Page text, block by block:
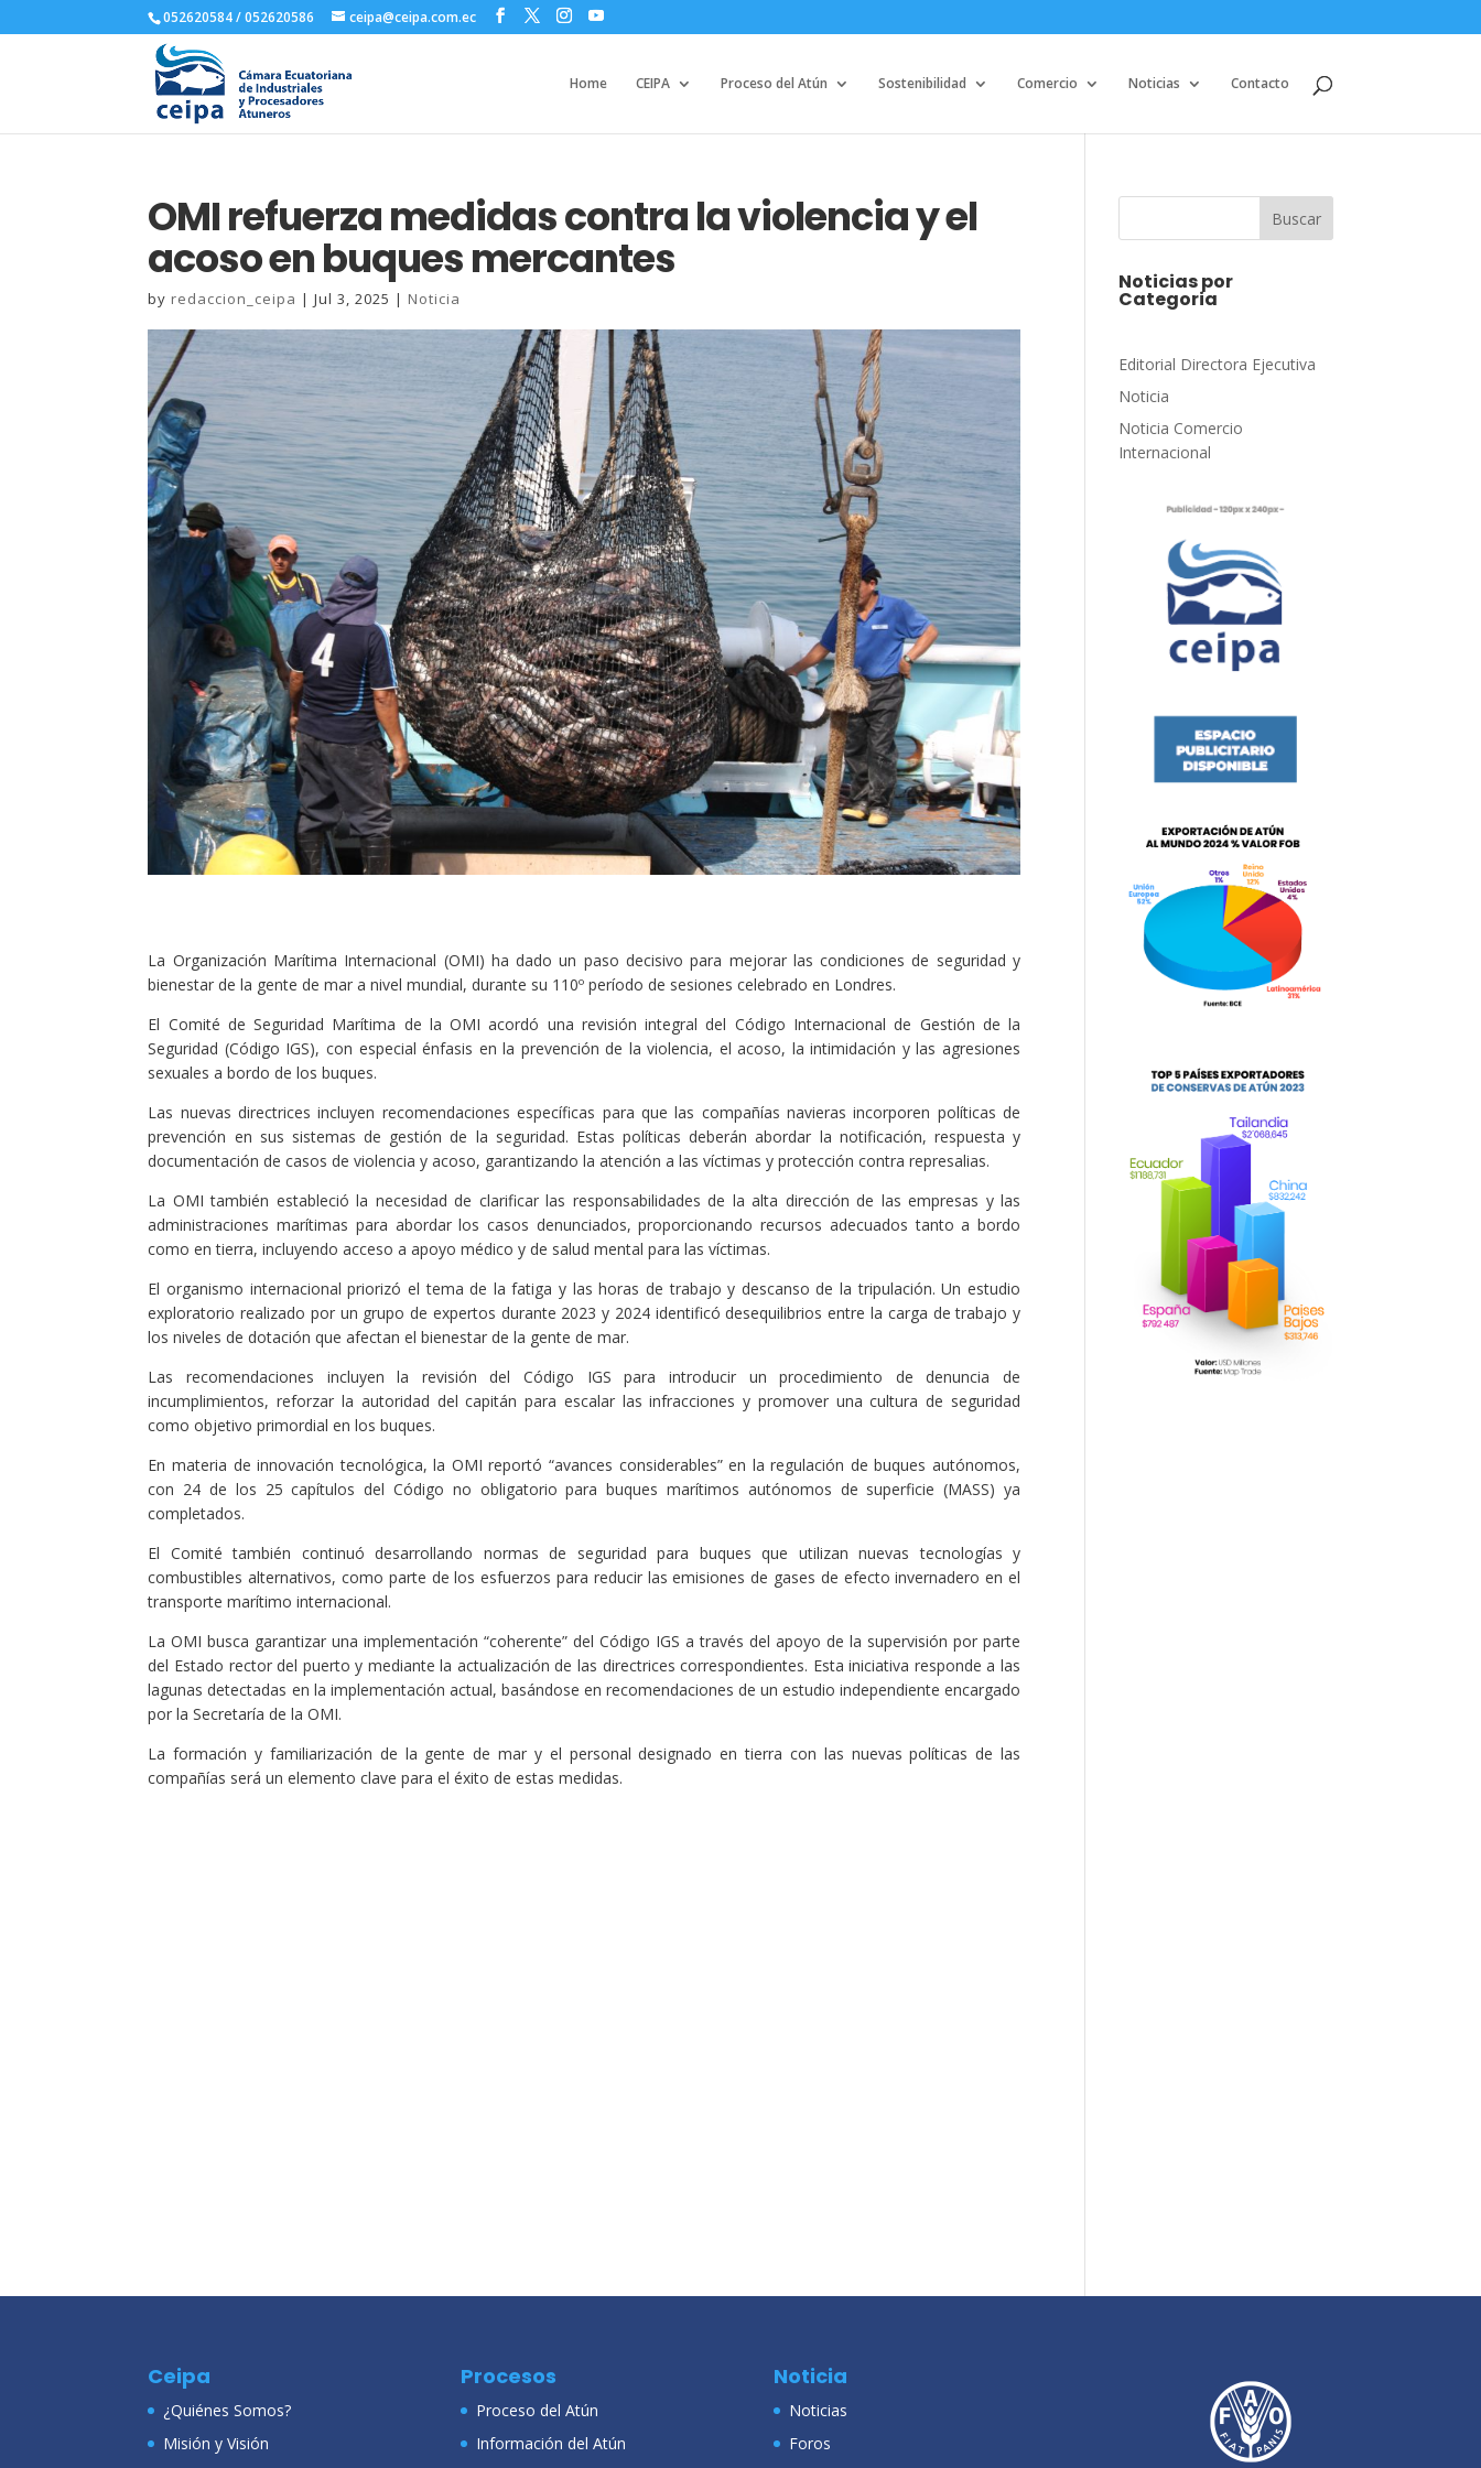
052620584 / 052620586 ceipa@ceipa.com.ec
Home CEIPA Proceso del Atún Sostenibilidad Comercio Noticias Contacto
OMI refuerza medidas contra la violencia y el
acoso en buques mercantes
by redaccion_ceipa |Jul 3, 2025 | Noticia
La Organización Marítima Internacional (OMI) ha dado un paso decisivo para mejorar las condiciones de seguridad y
bienestar de la gente de mar a nivel mundial, durante su 110º período de sesiones celebrado en Londres.
El Comité de Seguridad Marítima de la OMI acordó una revisión integral del Código Internacional de Gestión de la
Seguridad (Código IGS), con especial énfasis en la prevención de la violencia, el acoso, la intimidación y las agresiones
sexuales a bordo de los buques.
Las nuevas directrices incluyen recomendaciones específicas para que las compañías navieras incorporen políticas de
prevención en sus sistemas de gestión de la seguridad. Estas políticas deberán abordar la notificación, respuesta y
documentación de casos de violencia y acoso, garantizando la atención a las víctimas y protección contra represalias.
La OMI también estableció la necesidad de clarificar las responsabilidades de la alta dirección de las empresas y las
administraciones marítimas para abordar los casos denunciados, proporcionando recursos adecuados tanto a bordo
como en tierra, incluyendo acceso a apoyo médico y de salud mental para las víctimas.
El organismo internacional priorizó el tema de la fatiga y las horas de trabajo y descanso de la tripulación. Un estudio
exploratorio realizado por un grupo de expertos durante 2023 y 2024 identificó desequilibrios entre la carga de trabajo y
los niveles de dotación que afectan el bienestar de la gente de mar.
Las recomendaciones incluyen la revisión del Código IGS para introducir un procedimiento de denuncia de
incumplimientos, reforzar la autoridad del capitán para escalar las infracciones y promover una cultura de seguridad
como objetivo primordial en los buques.
En materia de innovación tecnológica, la OMI reportó “avances considerables” en la regulación de buques autónomos,
con 24 de los 25 capítulos del Código no obligatorio para buques marítimos autónomos de superficie (MASS) ya
completados.
El Comité también continuó desarrollando normas de seguridad para buques que utilizan nuevas tecnologías y
combustibles alternativos, como parte de los esfuerzos para reducir las emisiones de gases de efecto invernadero en el
transporte marítimo internacional.
La OMI busca garantizar una implementación “coherente” del Código IGS a través del apoyo de la supervisión por parte
del Estado rector del puerto y mediante la actualización de las directrices correspondientes. Esta iniciativa responde a las
lagunas detectadas en la implementación actual, basándose en recomendaciones de un estudio independiente encargado
por la Secretaría de la OMI.
La formación y familiarización de la gente de mar y el personal designado en tierra con las nuevas políticas de las
compañías será un elemento clave para el éxito de estas medidas.
Buscar
Noticias por
Categoria
Editorial Directora Ejecutiva
Noticia
Noticia Comercio
Internacional
Ceipa
¿Quiénes Somos?
Misión y Visión
Procesos
Proceso del Atún
Información del Atún
Noticia
Noticias
Foros